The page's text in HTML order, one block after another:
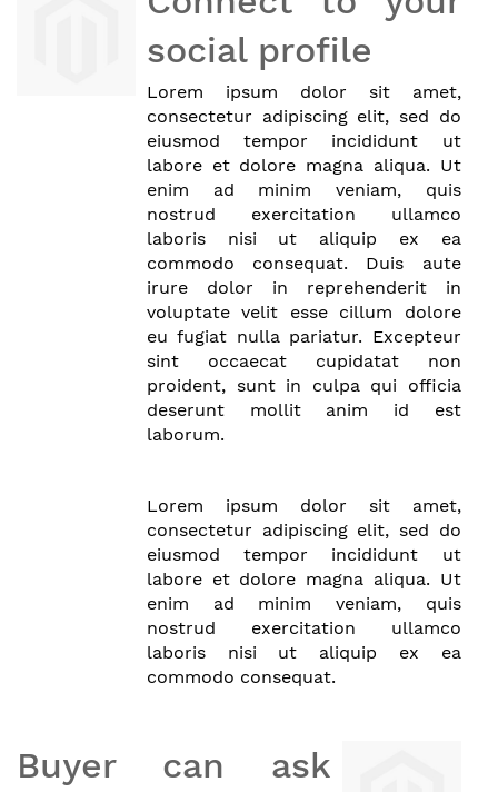
social profile
Lorem ipsum dolor sit amet,
consectetur adipiscing elit, sed do
eiusmod tempor incididunt ut
labore et dolore magna aliqua. Ut
enim ad minim veniam, quis
nostrud exercitation ullamco
laboris nisi ut aliquip ex ea
commodo consequat. Duis aute
irure dolor in reprehenderit in
voluptate velit esse cillum dolore
eu fugiat nulla pariatur. Excepteur
sint occaecat cupidatat non
proident, sunt in culpa qui officia
deserunt mollit anim id est
laborum.
Lorem ipsum dolor sit amet,
consectetur adipiscing elit, sed do
eiusmod tempor incididunt ut
labore et dolore magna aliqua. Ut
enim ad minim veniam, quis
nostrud exercitation ullamco
laboris nisi ut aliquip ex ea
commodo consequat.
Buyer can ask